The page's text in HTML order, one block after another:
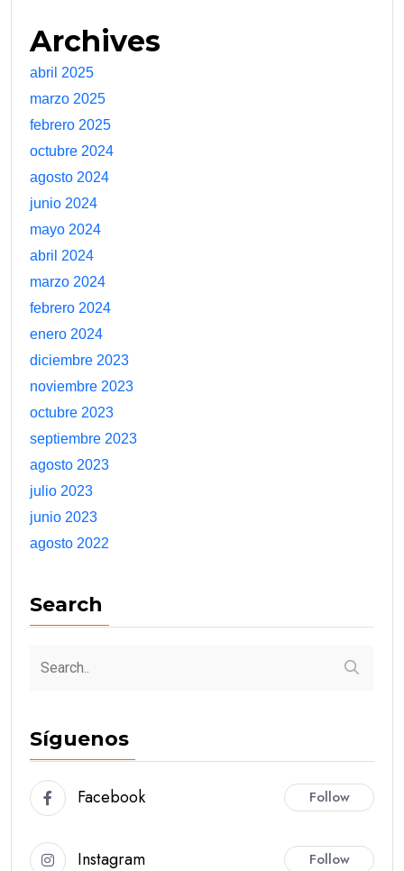
Archives
abril 2025
marzo 2025
febrero 2025
octubre 2024
agosto 2024
junio 2024
mayo 2024
abril 2024
marzo 2024
febrero 2024
enero 2024
diciembre 2023
noviembre 2023
octubre 2023
septiembre 2023
agosto 2023
julio 2023
junio 2023
agosto 2022
Search
Síguenos
Facebook Follow
Instagram Follow